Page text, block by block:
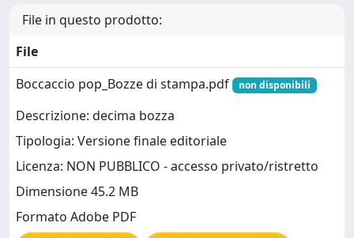
File in questo prodotto:
File
Boccaccio pop_Bozze di stampa.pdf
non disponibili
Descrizione: decima bozza
Tipologia: Versione finale editoriale
Licenza: NON PUBBLICO - accesso privato/ristretto
Dimensione 45.2 MB
Formato Adobe PDF